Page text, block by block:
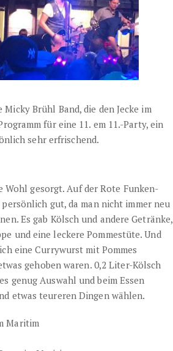
Brühl Band, die den Jecke im
für eine 11. em 11.-Party, ein
sehr erfrischend.
gesorgt. Auf der Rote Funken-
gut, da man nicht immer neu
Es gab Kölsch und andere Getränke,
und eine leckere Pommestüte. Und
eine Currywurst mit Pommes
gehoben waren. 0,2 Liter-Kölsch
genug Auswahl und beim Essen
etwas teureren Dingen wählen.